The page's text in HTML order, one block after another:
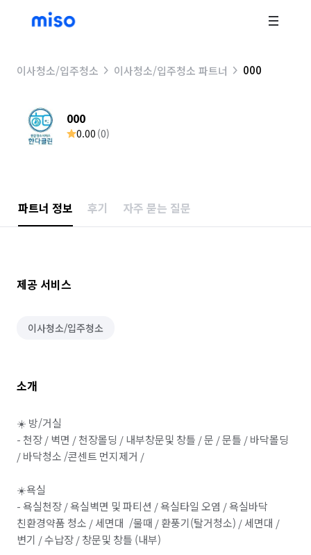
이사청소/입주청소 이사청소/입주청소 파트너 000
000
0.00 (0)
파트너 정보 후기 자주 묻는 질문
제공 서비스
이사청소/입주청소
소개
☀️ 방/거실
- 천장 / 벽면 / 천장몰딩 / 내부창문및 창틀 / 문 / 문틀 / 바닥몰딩
/ 바닥청소 /콘센트 먼지제거 /
​☀️욕실
- 욕실천장 / 욕실벽면 및 파티션 / 욕실타일 오염 / 욕실바닥
친환경약품 청소 / 세면대  /물때 / 환풍기(탈거청소) / 세면대 /
변기 / 수납장 / 창문및 창틀 (내부)